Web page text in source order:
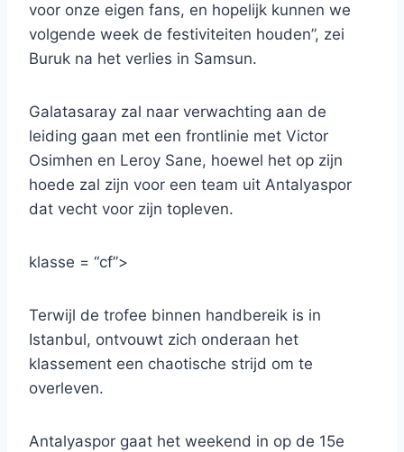
voor onze eigen fans, en hopelijk kunnen we
volgende week de festiviteiten houden”, zei
Buruk na het verlies in Samsun.
Galatasaray zal naar verwachting aan de
leiding gaan met een frontlinie met Victor
Osimhen en Leroy Sane, hoewel het op zijn
hoede zal zijn voor een team uit Antalyaspor
dat vecht voor zijn topleven.
klasse = “cf”>
Terwijl de trofee binnen handbereik is in
Istanbul, ontvouwt zich onderaan het
klassement een chaotische strijd om te
overleven.
Antalyaspor gaat het weekend in op de 15e